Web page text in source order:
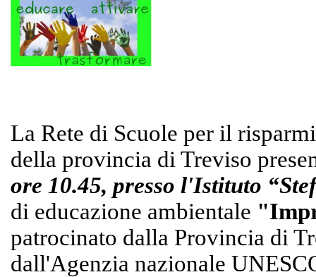
La Rete di Scuole per il
della provincia di Treviso
ore 10.45, presso l'Istituto
di educazione ambientale
patrocinato dalla Provincia di
dall'Agenzia nazionale